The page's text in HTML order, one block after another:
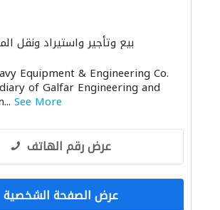
بيع وتأجير واستيراد ونقل
Equipment & Engineering Co.
of Galfar Engineering and
See More
عرض رقم الهاتف
عرض الصفحة الشخصية